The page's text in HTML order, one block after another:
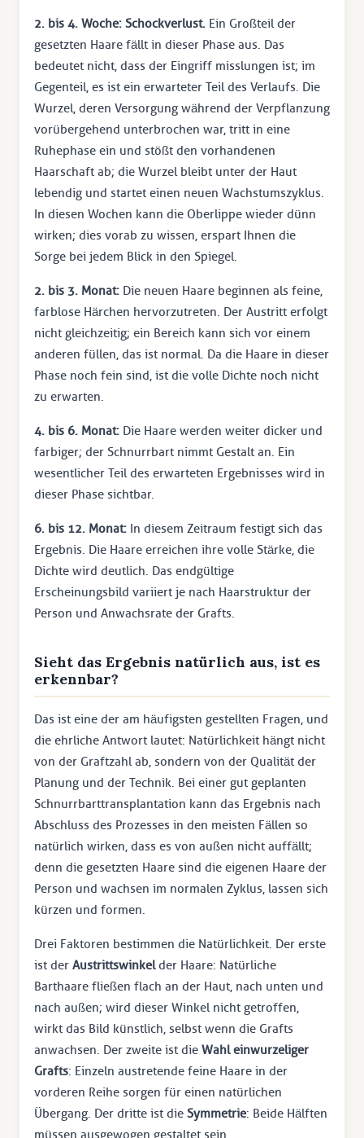
2. bis 4. Woche: Schockverlust. Ein Großteil der
gesetzten Haare fällt in dieser Phase aus. Das
bedeutet nicht, dass der Eingriff misslungen ist; im
Gegenteil, es ist ein erwarteter Teil des Verlaufs. Die
Wurzel, deren Versorgung während der Verpflanzung
vorübergehend unterbrochen war, tritt in eine
Ruhephase ein und stößt den vorhandenen
Haarschaft ab; die Wurzel bleibt unter der Haut
lebendig und startet einen neuen Wachstumszyklus.
In diesen Wochen kann die Oberlippe wieder dünn
wirken; dies vorab zu wissen, erspart Ihnen die
Sorge bei jedem Blick in den Spiegel.
2. bis 3. Monat: Die neuen Haare beginnen als feine,
farblose Härchen hervorzutreten. Der Austritt erfolgt
nicht gleichzeitig; ein Bereich kann sich vor einem
anderen füllen, das ist normal. Da die Haare in dieser
Phase noch fein sind, ist die volle Dichte noch nicht
zu erwarten.
4. bis 6. Monat: Die Haare werden weiter dicker und
farbiger; der Schnurrbart nimmt Gestalt an. Ein
wesentlicher Teil des erwarteten Ergebnisses wird in
dieser Phase sichtbar.
6. bis 12. Monat: In diesem Zeitraum festigt sich das
Ergebnis. Die Haare erreichen ihre volle Stärke, die
Dichte wird deutlich. Das endgültige
Erscheinungsbild variiert je nach Haarstruktur der
Person und Anwachsrate der Grafts.
Sieht das Ergebnis natürlich aus, ist es
erkennbar?
Das ist eine der am häufigsten gestellten Fragen, und
die ehrliche Antwort lautet: Natürlichkeit hängt nicht
von der Graftzahl ab, sondern von der Qualität der
Planung und der Technik. Bei einer gut geplanten
Schnurrbarttransplantation kann das Ergebnis nach
Abschluss des Prozesses in den meisten Fällen so
natürlich wirken, dass es von außen nicht auffällt;
denn die gesetzten Haare sind die eigenen Haare der
Person und wachsen im normalen Zyklus, lassen sich
kürzen und formen.
Drei Faktoren bestimmen die Natürlichkeit. Der erste
ist der Austrittswinkelder Haare: Natürliche
Barthaare fließen flach an der Haut, nach unten und
nach außen; wird dieser Winkel nicht getroffen,
wirkt das Bild künstlich, selbst wenn die Grafts
anwachsen. Der zweite ist die Wahl einwurzeliger
Grafts: Einzeln austretende feine Haare in der
vorderen Reihe sorgen für einen natürlichen
Übergang. Der dritte ist die Symmetrie: Beide Hälften
müssen ausgewogen gestaltet sein.